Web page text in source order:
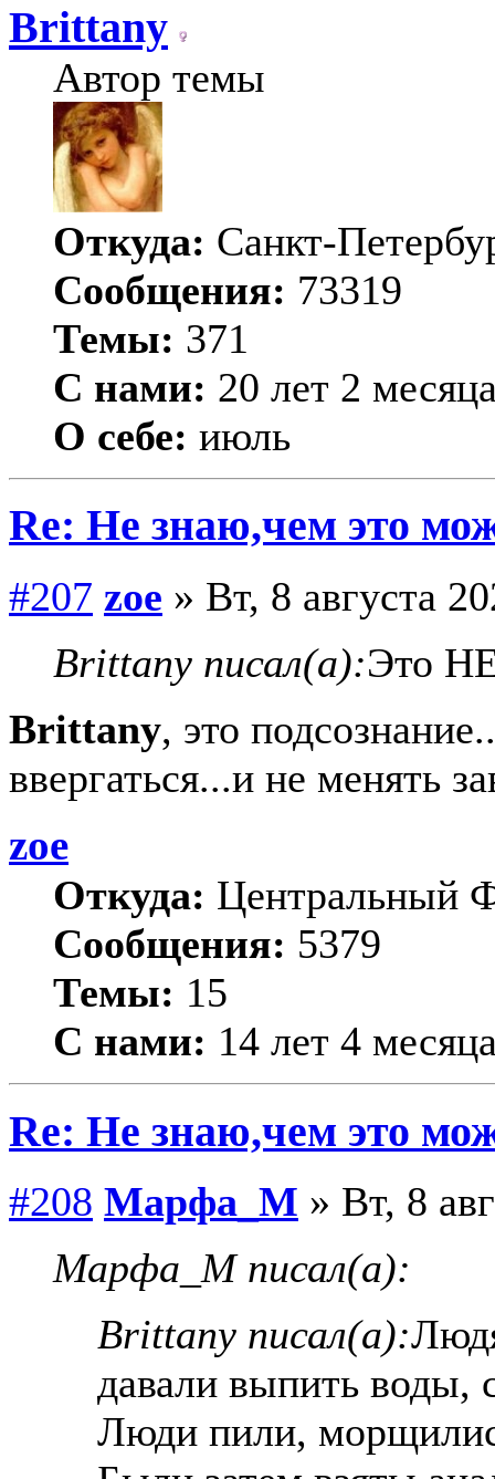
Brittany
Автор темы
Откуда: Санкт-
Сообщения: 73319
Темы: 371
С нами: 20 лет 2
О себе: июль
Re: Не знаю,чем это
#207 zoe » Вт, 8 августа
Brittany писал(а):Это
Brittany, это
ввергаться...и не менять
zoe
Откуда: Центральный
Сообщения: 5379
Темы: 15
С нами: 14 лет 4
Re: Не знаю,чем это
#208 Марфа_М » Вт, 8
Марфа_М писал(а):
Brittany писал(а):
давали выпить воды,
Люди пили,